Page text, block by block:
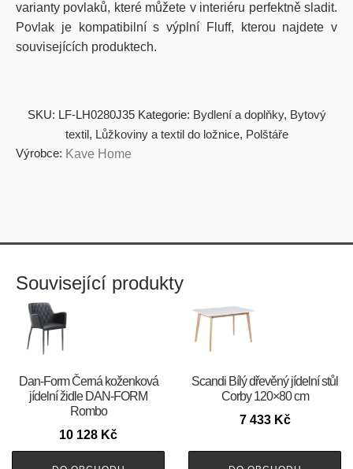
varianty povlaků, které můžete v interiéru perfektně sladit.
Povlak je kompatibilní s výplní Fluff, kterou najdete v
souvisejících produktech.
SKU: LF-LH0280J35 Kategorie: Bydlení a doplňky, Bytový
textil, Lůžkoviny a textil do ložnice, Polštáře
Výrobce: Kave Home
Související produkty
​​​​​Dan-Form Černá koženková
jídelní židle DAN-FORM
Rombo
10 128 Kč
Scandi Bílý dřevěný jídelní stůl
Corby 120×80 cm
7 433 Kč